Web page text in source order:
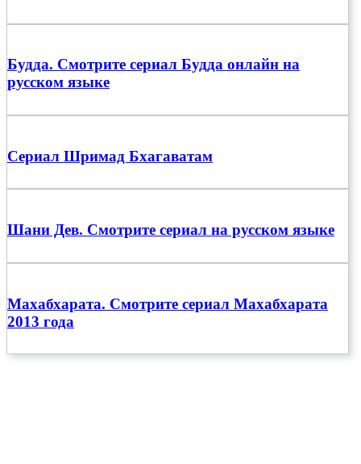
Будда. Смотрите сериал Будда онлайн на
русском языке
Сериал Шримад Бхагаватам
Шани Дев. Смотрите сериал на русском языке
Махабхарата. Смотрите сериал Махабхарата
2013 года